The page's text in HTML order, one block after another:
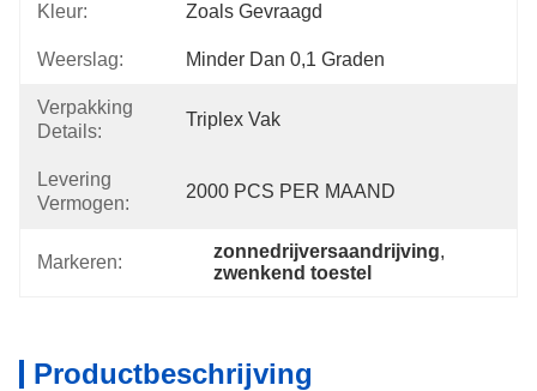
Kleur: Zoals Gevraagd
Weerslag: Minder Dan 0,1 Graden
Verpakking
Details:
Triplex Vak
Levering
Vermogen:
2000 PCS PER MAAND
Markeren:
zonnedrijversaandrijving,
zwenkend toestel
Productbeschrijving